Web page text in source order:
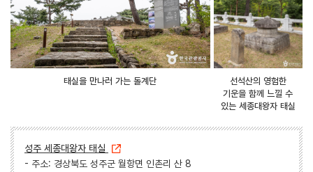
태실을 만나러 가는 돌계단
선석산의 영험한
기운을 함께 느낄 수
있는 세종대왕자 태실
성주 세종대왕자 태실
- 주소: 경상북도 성주군 월항면 인촌리 산 8